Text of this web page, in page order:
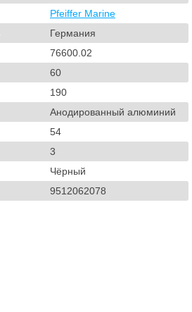
Pfeiffer Marine
Германия
76600.02
60
190
Анодированный алюминий
54
3
Чёрный
9512062078